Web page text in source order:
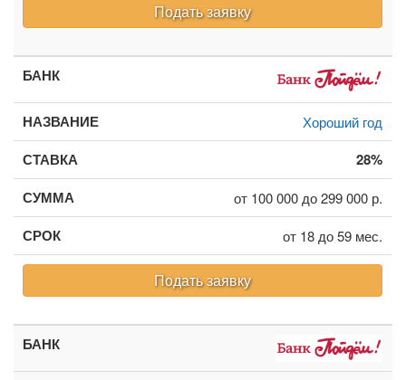
Подать заявку
Хороший год
28%
от 100 000 до 299 000 р.
от 18 до 59 мес.
Подать заявку